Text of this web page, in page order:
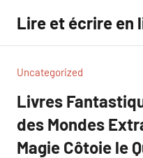
contenu
Lire et écrire en
Uncategorized
Livres
des Mondes
Magie Côtoie le